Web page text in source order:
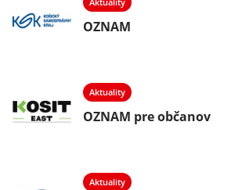
OZNAM
Aktuality
OZNAM pre občanov
Aktuality